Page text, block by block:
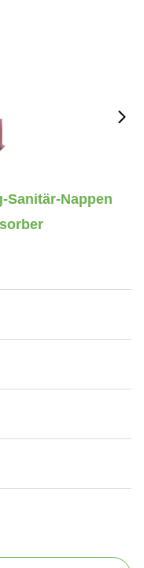
Sanitär-Nappen